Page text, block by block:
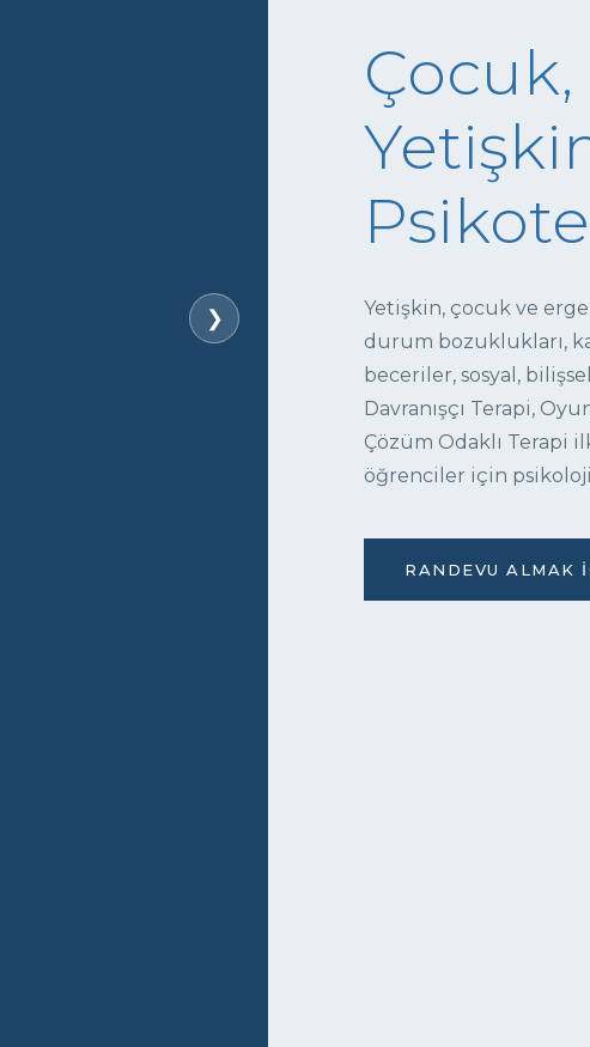
❯
Yetişkin, çocuk ve
durum bozuklukları,
beceriler, sosyal,
Davranışçı Terapi,
Çözüm Odaklı Terapi
öğrenciler için
RANDEVU ALMAK